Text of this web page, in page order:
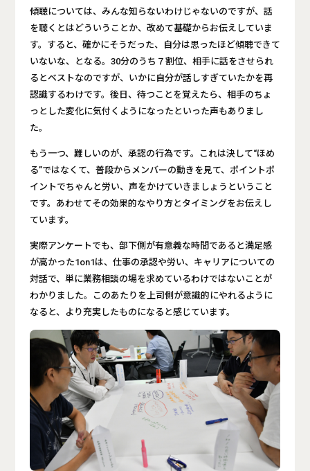
傾聴については、みんな知らないわけじゃないのですが、話
を聴くとはどういうことか、改めて基礎からお伝えしていま
す。すると、確かにそうだった、自分は思ったほど傾聴できて
いないな、となる。30分のうち７割位、相手に話をさせられ
るとベストなのですが、いかに自分が話しすぎていたかを再
認識するわけです。後日、待つことを覚えたら、相手のちょ
っとした変化に気付くようになったといった声もありまし
た。
もう一つ、難しいのが、承認の行為です。これは決して“ほめ
る”ではなくて、普段からメンバーの動きを見て、ポイントポ
イントでちゃんと労い、声をかけていきましょうということ
です。あわせてその効果的なやり方とタイミングをお伝えし
ています。
実際アンケートでも、部下側が有意義な時間であると満足感
が高かった1on1は、仕事の承認や労い、キャリアについての
対話で、単に業務相談の場を求めているわけではないことが
わかりました。このあたりを上司側が意識的にやれるように
なると、より充実したものになると感じています。